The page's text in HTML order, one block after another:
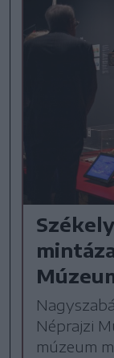
Néprajzi
múzeum